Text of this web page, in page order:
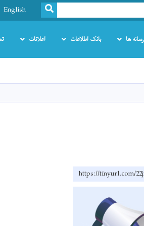
SEARCH
English
رسانه ها بانک اطلاعات اعلانات
https://tinyurl.com/